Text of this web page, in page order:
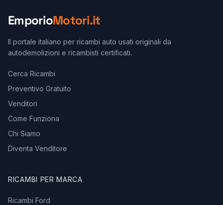
EmporioMotori.it
Il portale italiano per ricambi auto usati originali da
autodemolizioni e ricambisti certificati.
Cerca Ricambi
Preventivo Gratuito
Venditori
Come Funziona
Chi Siamo
Diventa Venditore
RICAMBI PER MARCA
Ricambi Ford